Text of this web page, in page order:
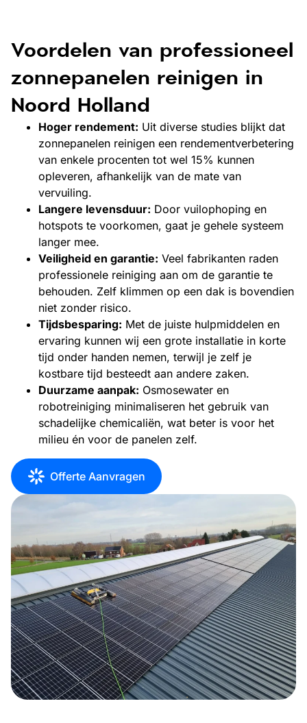
Voordelen van professioneel
zonnepanelen reinigen in
Noord Holland
Hoger rendement: Uit diverse studies blijkt dat
zonnepanelen reinigen een rendementverbetering
van enkele procenten tot wel 15% kunnen
opleveren, afhankelijk van de mate van
vervuiling.
Langere levensduur: Door vuilophoping en
hotspots te voorkomen, gaat je gehele systeem
langer mee.
Veiligheid en garantie: Veel fabrikanten raden
professionele reiniging aan om de garantie te
behouden. Zelf klimmen op een dak is bovendien
niet zonder risico.
Tijdsbesparing: Met de juiste hulpmiddelen en
ervaring kunnen wij een grote installatie in korte
tijd onder handen nemen, terwijl je zelf je
kostbare tijd besteedt aan andere zaken.
Duurzame aanpak: Osmosewater en
robotreiniging minimaliseren het gebruik van
schadelijke chemicaliën, wat beter is voor het
milieu én voor de panelen zelf.
Offerte Aanvragen